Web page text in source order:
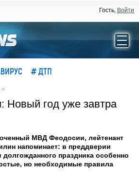
Гость, Войти
# ДТП
>
год уже завтра
МВД Феодосии, лейтенант
напоминает: в преддверии
праздника особенно
но необходимые правила